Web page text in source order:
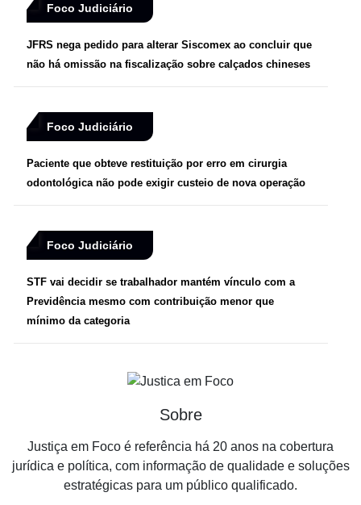
Foco Judiciário
JFRS nega pedido para alterar Siscomex ao concluir que
não há omissão na fiscalização sobre calçados chineses
Foco Judiciário
Paciente que obteve restituição por erro em cirurgia
odontológica não pode exigir custeio de nova operação
Foco Judiciário
STF vai decidir se trabalhador mantém vínculo com a
Previdência mesmo com contribuição menor que
mínimo da categoria
Sobre
Justiça em Foco é referência há 20 anos na cobertura
jurídica e política, com informação de qualidade e soluções
estratégicas para um público qualificado.